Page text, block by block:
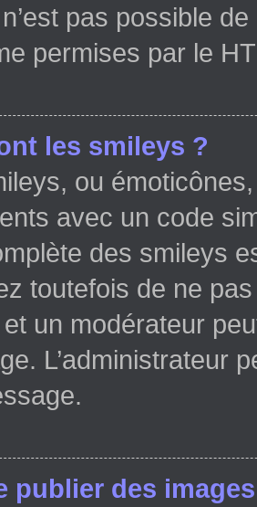
pas possible
permises par le
les smileys ?
ou
avec un code
des smileys
toutefois de ne
un modérateur
L’administrateur
publier des